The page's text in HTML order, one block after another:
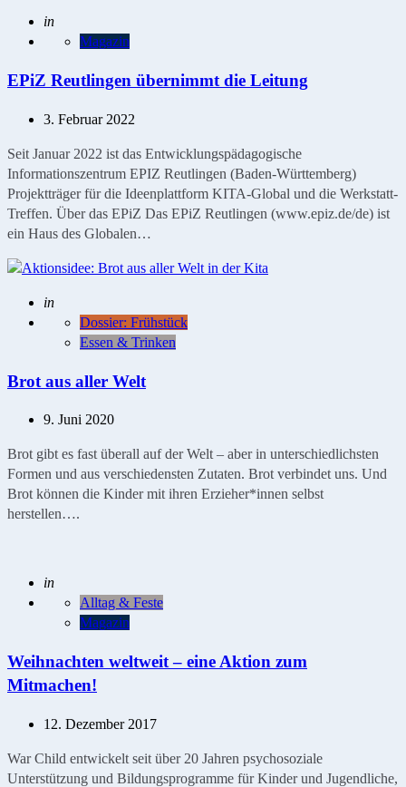
Geschrieben
in
Magazin
EPiZ Reutlingen übernimmt die Leitung
3. Februar 2022
Seit Januar 2022 ist das Entwicklungspädagogische
Informationszentrum EPIZ Reutlingen (Baden-Württemberg)
Projektträger für die Ideenplattform KITA-Global und die Werkstatt-
Treffen. Über das EPiZ Das EPiZ Reutlingen (www.epiz.de/de) ist
ein Haus des Globalen…
Geschrieben
in
Dossier: Frühstück
Essen & Trinken
Brot aus aller Welt
9. Juni 2020
Brot gibt es fast überall auf der Welt – aber in unterschiedlichsten
Formen und aus verschiedensten Zutaten. Brot verbindet uns. Und
Brot können die Kinder mit ihren Erzieher*innen selbst
herstellen….
Geschrieben
in
Alltag & Feste
Magazin
Weihnachten weltweit – eine Aktion zum
Mitmachen!
12. Dezember 2017
War Child entwickelt seit über 20 Jahren psychosoziale
Unterstützung und Bildungsprogramme für Kinder und Jugendliche,